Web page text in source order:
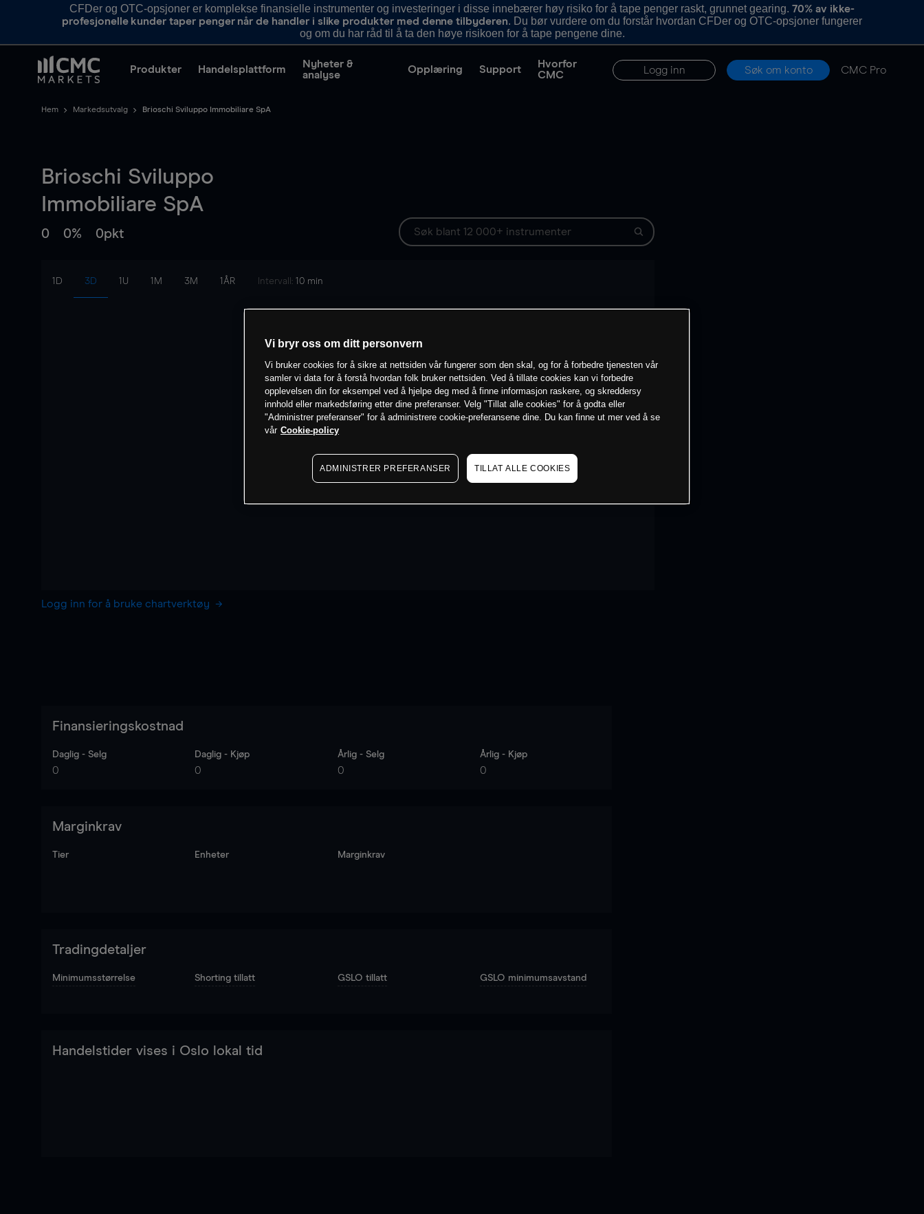
CFDer og OTC-opsjoner er komplekse finansielle instrumenter og investeringer i disse innebærer høy risiko for å tape penger raskt, grunnet gearing.70% av ikke-
profesjonelle kunder taper penger når de handler i slike produkter med denne tilbyderen. Du bør vurdere om du forstår hvordan CFDer og OTC-opsjoner fungerer
og om du har råd til å ta den høye risikoen for å tape pengene dine.
Produkter Handelsplattform
Nyheter &
analyse
Opplæring Support
Hvorfor
CMC
Logg inn Søk om konto CMC Pro
Hem Markedsutvalg Brioschi Sviluppo Immobiliare SpA
Brioschi Sviluppo
Immobiliare SpA
0 0% 0pkt
1D 3D 1U 1M 3M 1ÅR Intervall: 10 min
Logg inn for å bruke chartverktøy
Finansieringskostnad
Daglig - Selg
0
Daglig - Kjøp
0
Årlig - Selg
0
Årlig - Kjøp
0
Marginkrav
Tier Enheter Marginkrav
Tradingdetaljer
Minimumsstørrelse Shorting tillatt GSLO tillatt GSLO minimumsavstand
Handelstider vises i Oslo lokal tid
Vi bryr oss om ditt personvern
Vi bruker cookies for å sikre at nettsiden vår fungerer som den skal, og for å forbedre tjenesten vår
samler vi data for å forstå hvordan folk bruker nettsiden. Ved å tillate cookies kan vi forbedre
opplevelsen din for eksempel ved å hjelpe deg med å finne informasjon raskere, og skreddersy
innhold eller markedsføring etter dine preferanser. Velg "Tillat alle cookies" for å godta eller
"Administrer preferanser" for å administrere cookie-preferansene dine. Du kan finne ut mer ved å se
vår Cookie-policy
ADMINISTRER PREFERANSER TILLAT ALLE COOKIES